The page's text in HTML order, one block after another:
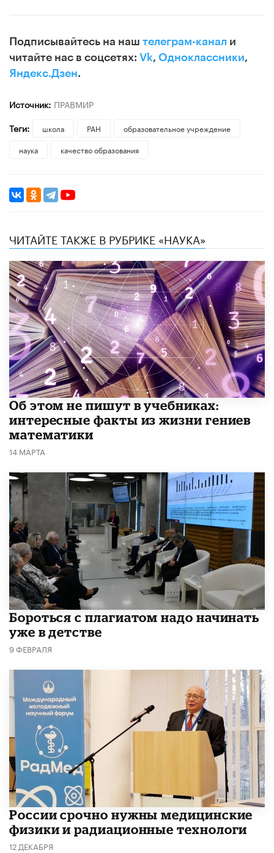
Подписывайтесь на наш телеграм-канал и
читайте нас в соцсетях: Vk, Одноклассники,
Яндекс.Дзен.
Источник: ПРАВМИР
Теги:
школа РАН
образовательное учреждение
наука
качество образования
ЧИТАЙТЕ ТАКЖЕ В РУБРИКЕ «НАУКА»
Об этом не пишут в учебниках:
интересные факты из жизни гениев
математики
14 МАРТА
​Бороться с плагиатом надо начинать
уже в детстве
9 ФЕВРАЛЯ
России срочно нужны медицинские
физики и радиационные технологи
12 ДЕКАБРЯ